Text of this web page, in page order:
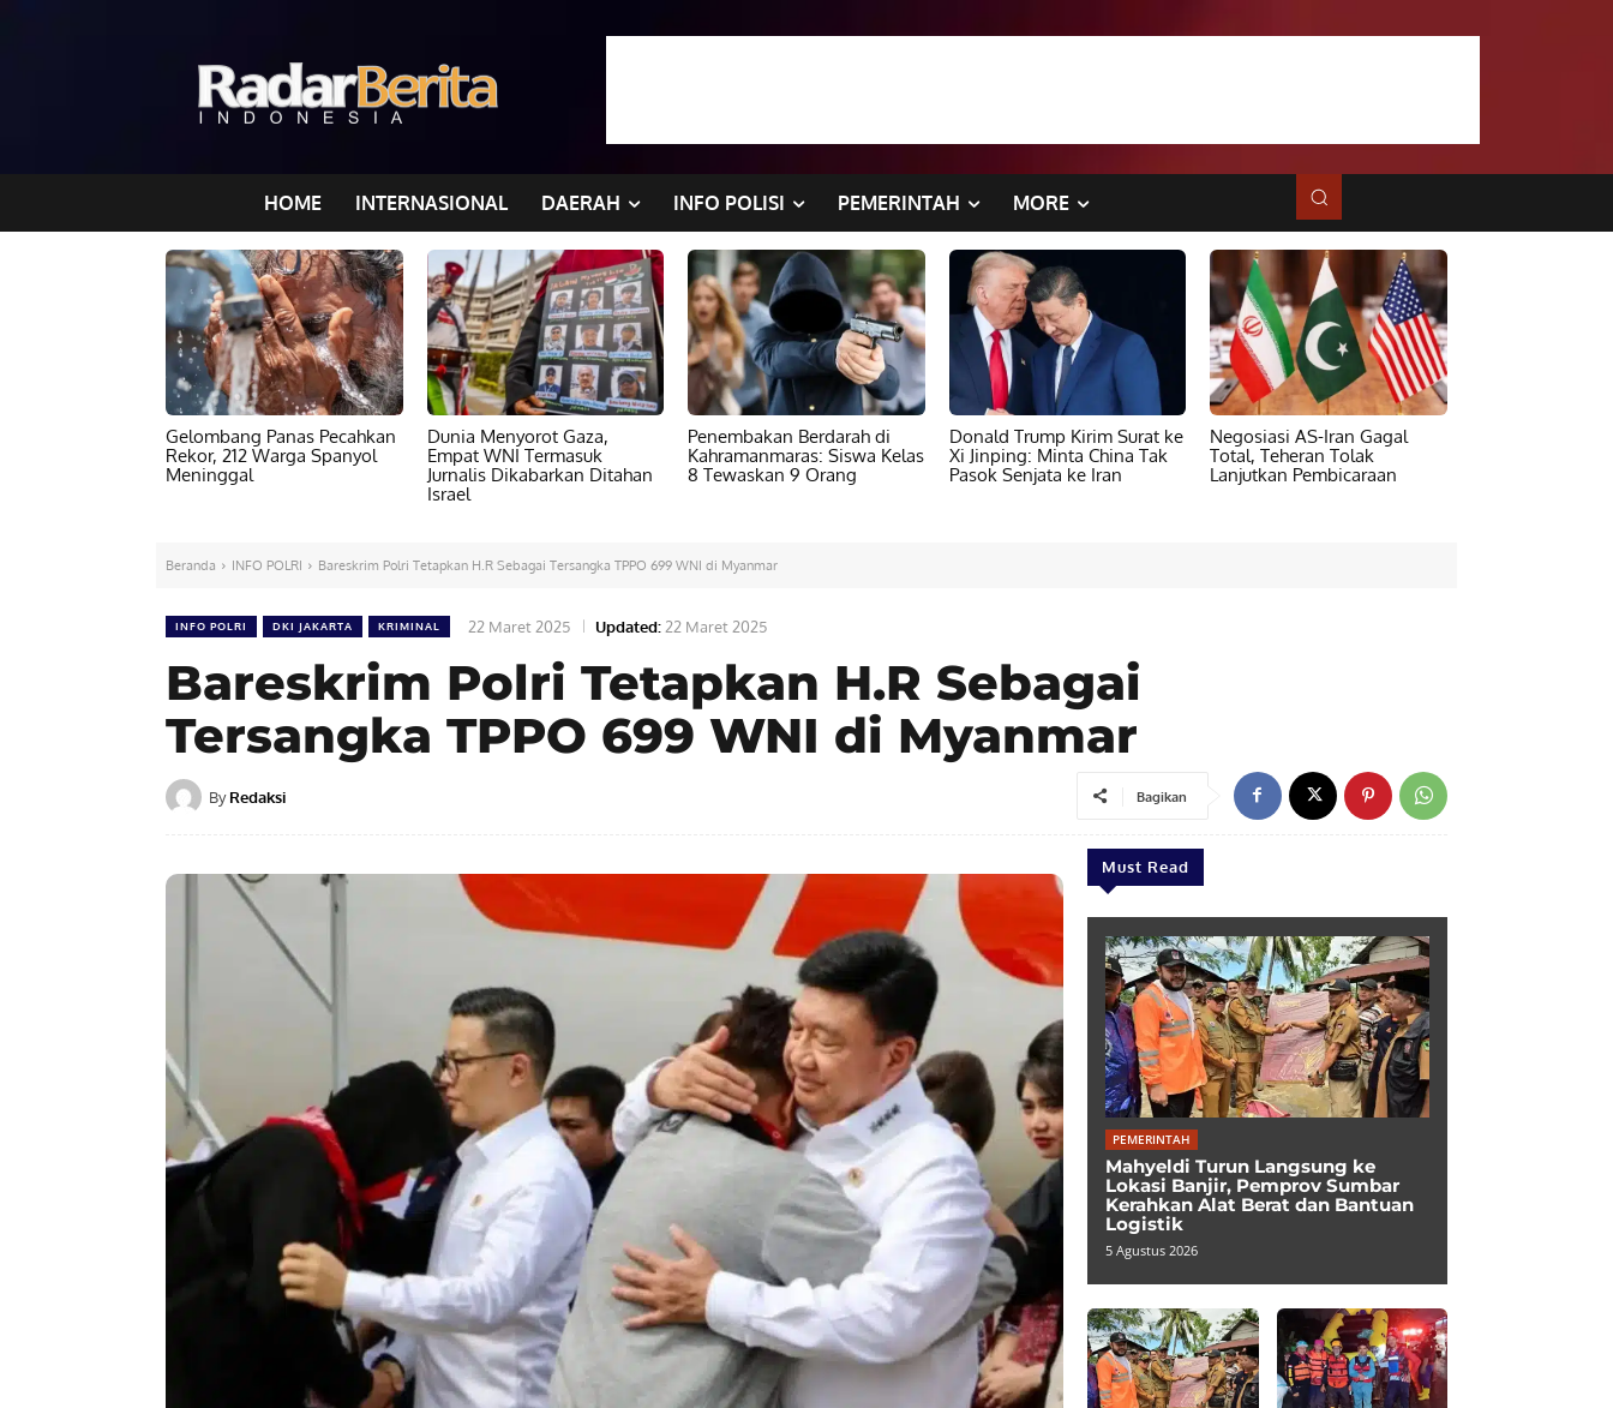
HOME INTERNASIONAL DAERAH INFO POLISI PEMERINTAH MORE
Gelombang Panas Pecahkan
Rekor, 212 Warga Spanyol
Meninggal
Dunia Menyorot Gaza,
Empat WNI Termasuk
Jurnalis Dikabarkan Ditahan
Israel
Penembakan Berdarah di
Kahramanmaras: Siswa Kelas
8 Tewaskan 9 Orang
Donald Trump Kirim Surat ke
Xi Jinping: Minta China Tak
Pasok Senjata ke Iran
Negosiasi AS-Iran Gagal
Total, Teheran Tolak
Lanjutkan Pembicaraan
Beranda INFO POLRI Bareskrim Polri Tetapkan H.R Sebagai Tersangka TPPO 699 WNI di Myanmar
INFO POLRI DKI JAKARTA KRIMINAL 22 Maret 2025 Updated: 22 Maret 2025
Bareskrim Polri Tetapkan H.R Sebagai
Tersangka TPPO 699 WNI di Myanmar
By Redaksi Bagikan
Must Read
PEMERINTAH
Mahyeldi Turun Langsung ke
Lokasi Banjir, Pemprov Sumbar
Kerahkan Alat Berat dan Bantuan
Logistik
5 Agustus 2026